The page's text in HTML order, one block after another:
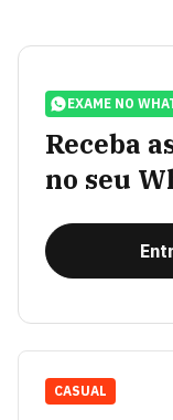
EXAME NO
Receba
no seu
CASUAL